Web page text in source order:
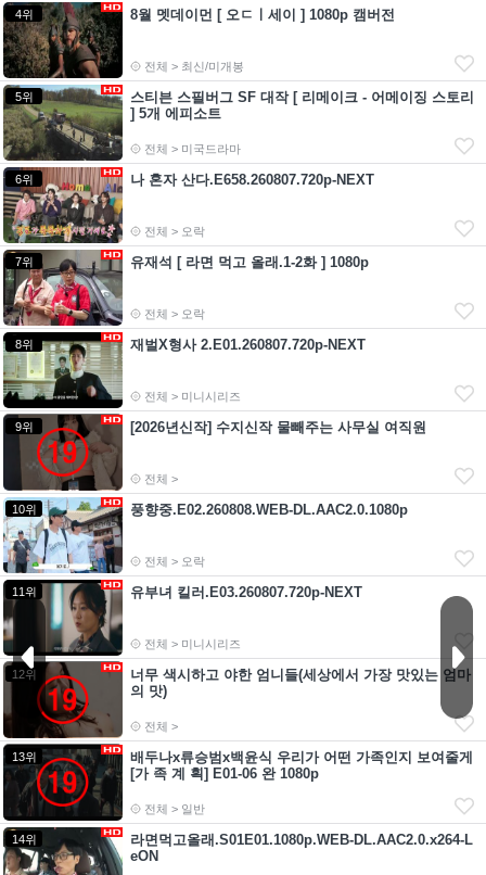
4위 8월 멧데이먼 [ 오ㄷㅣ세이 ] 1080p 캠버전
전체 > 최신/미개봉
5위
스티븐 스필버그 SF 대작 [ 리메이크 - 어메이징 스토리
] 5개 에피소트
전체 > 미국드라마
6위 나 혼자 산다.E658.260807.720p-NEXT
전체 > 오락
7위 유재석 [ 라면 먹고 올래.1-2화 ] 1080p
전체 > 오락
8위 재벌X형사 2.E01.260807.720p-NEXT
전체 > 미니시리즈
9위 [2026년신작] 수지신작 물빼주는 사무실 여직원
전체 >
10위 풍향중.E02.260808.WEB-DL.AAC2.0.1080p
전체 > 오락
11위 유부녀 킬러.E03.260807.720p-NEXT
전체 > 미니시리즈
12위
너무 색시하고 야한 엄니들(세상에서 가장 맛있는 엄마
의 맛)
전체 >
13위
배두나x류승범x백윤식 우리가 어떤 가족인지 보여줄게
[가 족 계 획] E01-06 완 1080p
전체 > 일반
14위
라면먹고올래.S01E01.1080p.WEB-DL.AAC2.0.x264-L
eON